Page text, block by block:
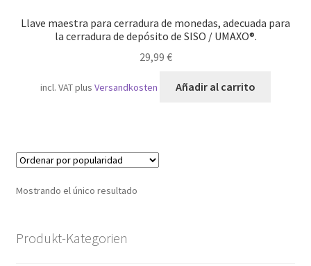
Llave maestra para cerradura de monedas, adecuada para
la cerradura de depósito de SISO / UMAXO®.
29,99 €
incl. VATplus Versandkosten Añadir al carrito
Mostrando el único resultado
Produkt-Kategorien